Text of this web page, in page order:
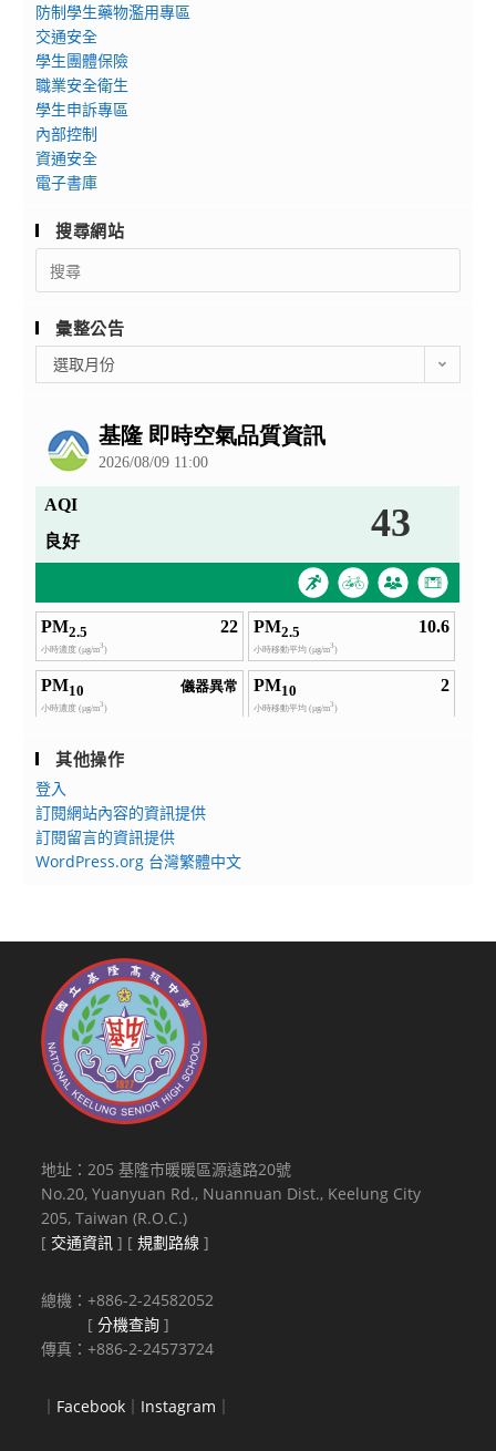
防制學生藥物濫用專區
交通安全
學生團體保險
職業安全衛生
學生申訴專區
內部控制
資通安全
電子書庫
搜尋網站
Search
for:
彙整公告
整
選取月份
其他操作
登入
訂閱網站內容的資訊提供
訂閱留言的資訊提供
WordPress.org 台灣繁體中文
地址：205 基隆市暖暖區源遠路20號
No.20, Yuanyuan Rd., Nuannuan Dist., Keelung City
205, Taiwan (R.O.C.)
[ 交通資訊 ] [規劃路線 ]
總機：+886-2-24582052
[分機查詢 ]
傳真：+886-2-24573724
Facebook Instagram